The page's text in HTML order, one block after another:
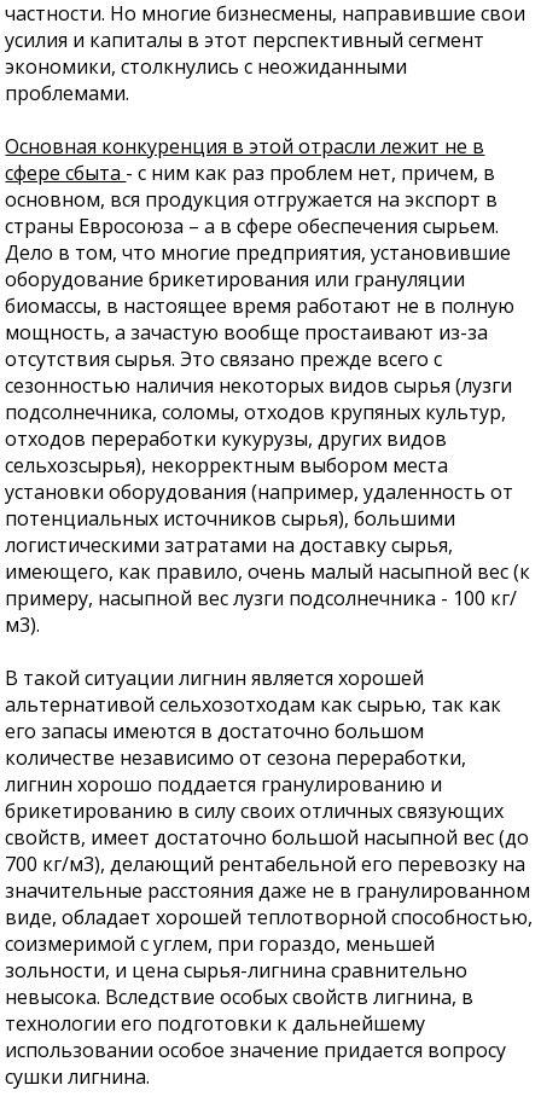
частности. Но многие бизнесмены, направившие свои
усилия и капиталы в этот перспективный сегмент
экономики, столкнулись с неожиданными
проблемами.
Основная конкуренция в этой отрасли лежит не в
сфере сбыта - с ним как раз проблем нет, причем, в
основном, вся продукция отгружается на экспорт в
страны Евросоюза – а в сфере обеспечения сырьем.
Дело в том, что многие предприятия, установившие
оборудование брикетирования или грануляции
биомассы, в настоящее время работают не в полную
мощность, а зачастую вообще простаивают из-за
отсутствия сырья. Это связано прежде всего с
сезонностью наличия некоторых видов сырья (лузги
подсолнечника, соломы, отходов крупяных культур,
отходов переработки кукурузы, других видов
сельхозсырья), некорректным выбором места
установки оборудования (например, удаленность от
потенциальных источников сырья), большими
логистическими затратами на доставку сырья,
имеющего, как правило, очень малый насыпной вес (к
примеру, насыпной вес лузги подсолнечника - 100 кг/
м3).
В такой ситуации лигнин является хорошей
альтернативой сельхозотходам как сырью, так как
его запасы имеются в достаточно большом
количестве независимо от сезона переработки,
лигнин хорошо поддается гранулированию и
брикетированию в силу своих отличных связующих
свойств, имеет достаточно большой насыпной вес (до
700 кг/м3), делающий рентабельной его перевозку на
значительные расстояния даже не в гранулированном
виде, обладает хорошей теплотворной способностью,
соизмеримой с углем, при гораздо, меньшей
зольности, и цена сырья-лигнина сравнительно
невысока. Вследствие особых свойств лигнина, в
технологии его подготовки к дальнейшему
использовании особое значение придается вопросу
сушки лигнина.